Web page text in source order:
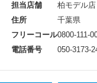
担当店舗
柏モデル店
住所
千葉県
フリーコール0800-111-
電話番号
050-3173-